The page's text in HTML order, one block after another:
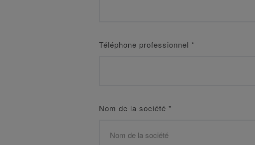
Téléphone professionnel *
Nom de la société *